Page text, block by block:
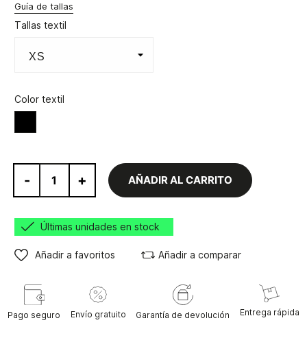
Guía de tallas
Tallas textil
Color textil
- + AÑADIR AL CARRITO
Últimas unidades en stock
Añadir a favoritos Añadir a comparar
Pago seguro Envío gratuito Garantía de devolución Entrega rápida